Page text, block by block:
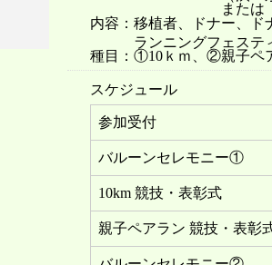
または「東京医
内容：移植者、ドナー、ド
ランニングフェステ
種目：①10ｋｍ、②親子ペ
スケジュール
参加受付
バルーンセレモニー①
10km 競技・表彰式
親子ペアラン 競技・表彰